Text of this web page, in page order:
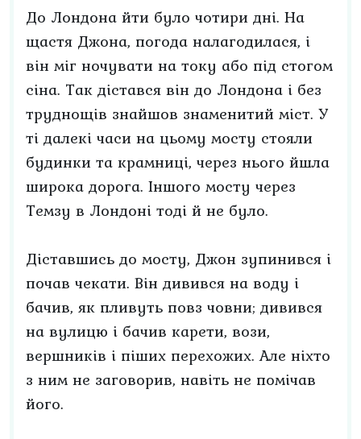
До Лондона йти було чотири дні. На
щастя Джона, погода налагодилася, і
він міг ночувати на току або під стогом
сіна. Так дістався він до Лондона і без
труднощів знайшов знаменитий міст. У
ті далекі часи на цьому мосту стояли
будинки та крамниці, через нього йшла
широка дорога. Іншого мосту через
Темзу в Лондоні тоді й не було.
Діставшись до мосту, Джон зупинився і
почав чекати. Він дивився на воду і
бачив, як пливуть повз човни; дивився
на вулицю і бачив карети, вози,
вершників і піших перехожих. Але ніхто
з ним не заговорив, навіть не помічав
його.